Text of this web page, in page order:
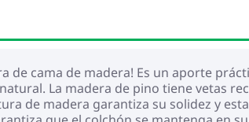
de cama de madera! Es un aporte
La madera de pino tiene vetas
de madera garantiza su solidez y